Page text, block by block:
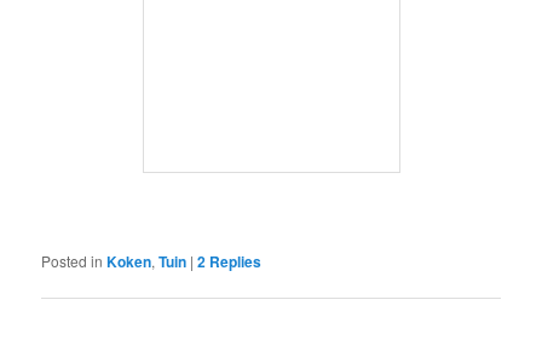
Posted in Koken,Tuin |2 Replies